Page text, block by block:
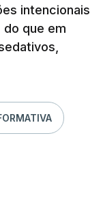
intencionais
que em